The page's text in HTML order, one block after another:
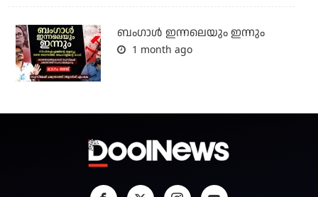
ബംഗാള്‍ ഇന്നലെയും ഇന്നും
1 month ago